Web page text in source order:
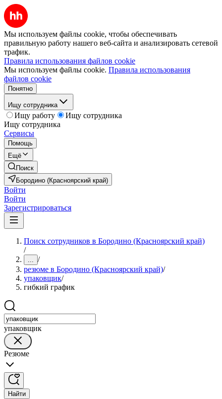
Мы используем файлы cookie, чтобы обеспечивать
правильную работу нашего веб-сайта и анализировать сетевой
трафик.
Правила использования файлов cookie
Мы используем файлы cookie. Правила использования
файлов cookie
Понятно
Ищу сотрудника
Ищу работу
Ищу сотрудника
Ищу сотрудника
Сервисы
Помощь
Ещё
Поиск
Бородино (Красноярский край)
Войти
Войти
Зарегистрироваться
Поиск сотрудников в Бородино (Красноярский край)
/
... /
резюме в Бородино (Красноярский край)/
упаковщик/
гибкий график
упаковщик
Резюме
Найти